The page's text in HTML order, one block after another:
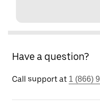
Have a question?
Call support at 1 (866)